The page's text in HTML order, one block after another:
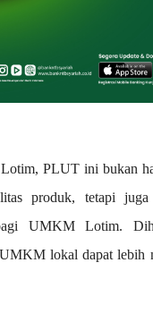
PLUT ini bukan
produk, tetapi
UMKM Lotim.
lokal dapat lebih